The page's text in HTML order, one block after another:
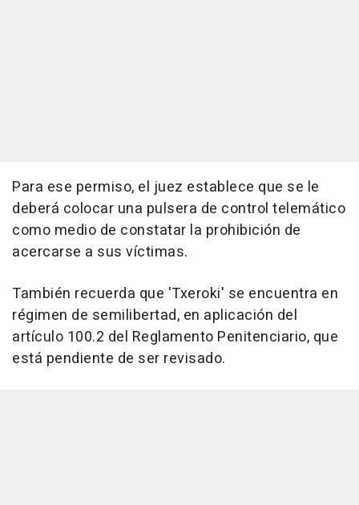
Para ese permiso, el juez establece que se le
deberá colocar una pulsera de control telemático
como medio de constatar la prohibición de
acercarse a sus víctimas.
También recuerda que 'Txeroki' se encuentra en
régimen de semilibertad, en aplicación del
artículo 100.2 del Reglamento Penitenciario, que
está pendiente de ser revisado.